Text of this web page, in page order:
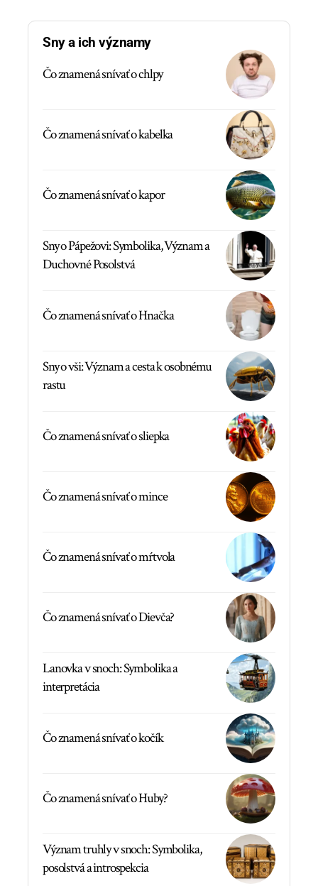
Sny a ich významy
Čo znamená snívať o chlpy
Čo znamená snívať o kabelka
Čo znamená snívať o kapor
Sny o Pápežovi: Symbolika, Význam a
Duchovné Posolstvá
Čo znamená snívať o Hnačka
Sny o vši: Význam a cesta k osobnému
rastu
Čo znamená snívať o sliepka
Čo znamená snívať o mince
Čo znamená snívať o mŕtvola
Čo znamená snívať o Dievča?
Lanovka v snoch: Symbolika a
interpretácia
Čo znamená snívať o kočík
Čo znamená snívať o Huby?
Význam truhly v snoch: Symbolika,
posolstvá a introspekcia